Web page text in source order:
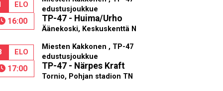
ELO
16:00
edustusjoukkue
TP-47 - Huima/Urho
Äänekoski, Keskuskenttä N
ELO
17:00
Miesten Kakkonen , TP-47
edustusjoukkue
TP-47 - Närpes Kraft
Tornio, Pohjan stadion TN